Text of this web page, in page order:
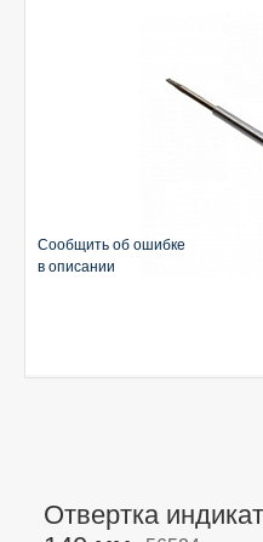
Отвертка
Сообщить об ошибке
в описании